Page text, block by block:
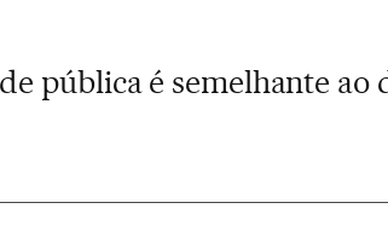
pública é semelhante ao